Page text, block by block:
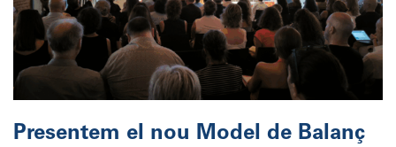
Presentem el nou Model de Balanç